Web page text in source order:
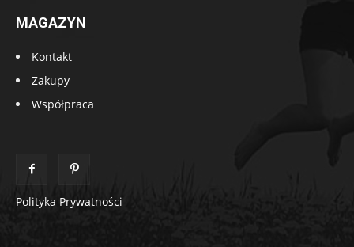
MAGAZYN
Kontakt
Zakupy
Współpraca
Polityka Prywatności